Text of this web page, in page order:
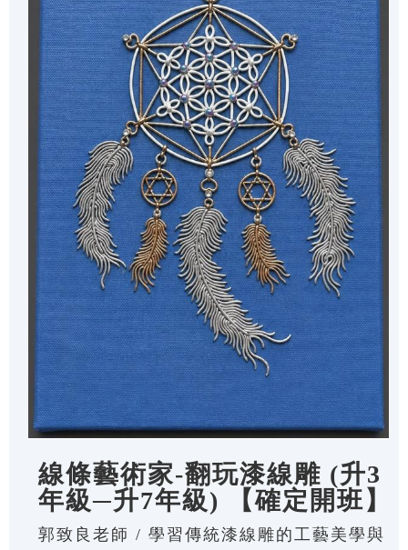
線條藝術家-翻玩漆線雕 (升3
年級─升7年級) 【確定開班】
郭致良老師 / 學習傳統漆線雕的工藝美學與